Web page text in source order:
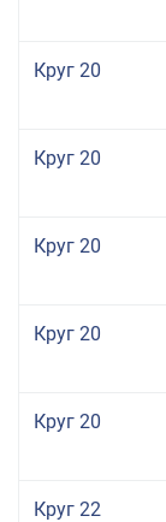
Круг 20
Круг 20
Круг 20
Круг 20
Круг 20
Круг 22